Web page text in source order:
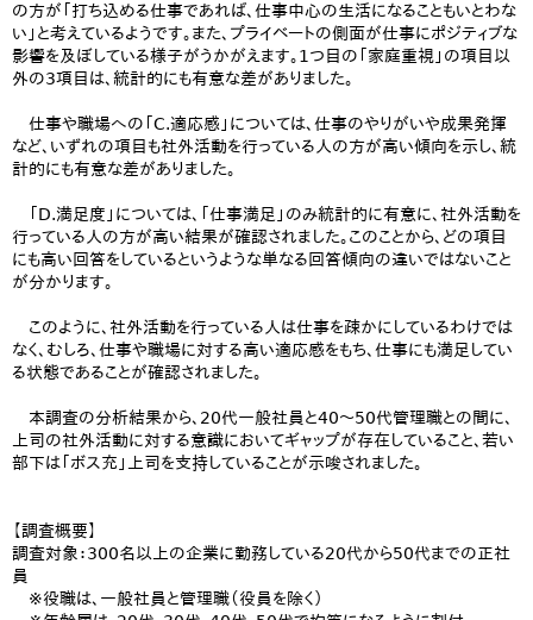
の方が「打ち込める仕事であれば、仕事中心の生活になることもいとわな
い」と考えているようです。また、プライベートの側面が仕事にポジティブな
影響を及ぼしている様子がうかがえます。1つ目の「家庭重視」の項目以
外の3項目は、統計的にも有意な差がありました。
仕事や職場への「C.適応感」については、仕事のやりがいや成果発揮
など、いずれの項目も社外活動を行っている人の方が高い傾向を示し、統
計的にも有意な差がありました。
「D.満足度」については、「仕事満足」のみ統計的に有意に、社外活動を
行っている人の方が高い結果が確認されました。このことから、どの項目
にも高い回答をしているというような単なる回答傾向の違いではないこと
が分かります。
このように、社外活動を行っている人は仕事を疎かにしているわけでは
なく、むしろ、仕事や職場に対する高い適応感をもち、仕事にも満足してい
る状態であることが確認されました。
本調査の分析結果から、20代一般社員と40～50代管理職との間に、
上司の社外活動に対する意識においてギャップが存在していること、若い
部下は「ボス充」上司を支持していることが示唆されました。
【調査概要】
調査対象：300名以上の企業に勤務している20代から50代までの正社
員
※役職は、一般社員と管理職（役員を除く）